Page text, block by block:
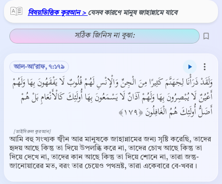
বিষয়ভিত্তিক কুরআন > যেসব কারণে মানুষ জাহান্নামে যাবে
সঠিক জিনিস না বুঝা:
আল-আ'রাফ, ৭:১৭৯
وَلَقَدْ ذَرَأْنَا لِجَهَنَّمَ كَثِيرًا مِنَ الْجِنِّ وَالْإِنْسِ لَهُمْ قُلُوبٌ لَا يَفْقَهُونَ بِهَا وَلَهُمْ
أَعْيُنٌ لَا يُبْصِرُونَ بِهَا وَلَهُمْ آذَانٌ لَا يَسْمَعُونَ بِهَا أُولَئِكَ كَالْأَنْعَامِ بَلْ هُمْ
أَضَلُّ أُولَئِكَ هُمُ الْغَافِلُونَ ﴿١٧٩﴾
আমি বহু সংখ্যক জ্বীন আর মানুষকে জাহান্নামের জন্য সৃষ্টি করেছি, তাদের
হৃদয় আছে কিন্তু তা দিয়ে উপলব্ধি করে না, তাদের চোখ আছে কিন্তু তা
দিয়ে দেখে না, তাদের কান আছে কিন্তু তা দিয়ে শোনে না, তারা জন্তু-
জানোয়ারের মত, বরং তার চেয়েও পথভ্রষ্ট, তারা একেবারে বে-খবর।
[তাইসিরুল কুরআন]